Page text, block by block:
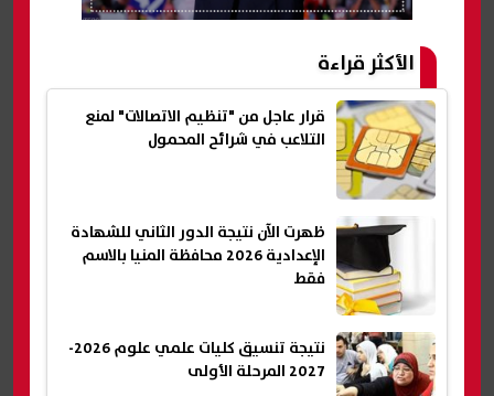
الأكثر قراءة
قرار عاجل من "تنظيم الاتصالات" لمنع
التلاعب في شرائح المحمول
ظهرت الآن نتيجة الدور الثاني للشهادة
الإعدادية 2026 محافظة المنيا بالاسم
فقط
نتيجة تنسيق كليات علمي علوم 2026-
2027 المرحلة الأولى